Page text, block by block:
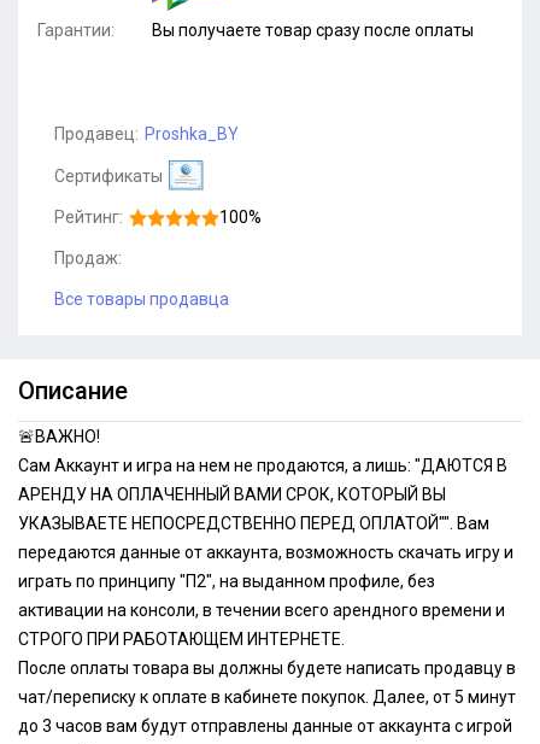
Гарантии: Вы получаете товар сразу после оплаты
Продавец: Proshka_BY
Сертификаты
Рейтинг: 100%
Продаж:
Все товары продавца
Описание
🚨ВАЖНО!
Сам Аккаунт и игра на нем не продаются, а лишь: "ДАЮТСЯ В
АРЕНДУ НА ОПЛАЧЕННЫЙ ВАМИ СРОК, КОТОРЫЙ ВЫ
УКАЗЫВАЕТЕ НЕПОСРЕДСТВЕННО ПЕРЕД ОПЛАТОЙ"". Вам
передаются данные от аккаунта, возможность скачать игру и
играть по принципу "П2", на выданном профиле, без
активации на консоли, в течении всего арендного времени и
СТРОГО ПРИ РАБОТАЮЩЕМ ИНТЕРНЕТЕ.
После оплаты товара вы должны будете написать продавцу в
чат/переписку к оплате в кабинете покупок. Далее, от 5 минут
до 3 часов вам будут отправлены данные от аккаунта с игрой